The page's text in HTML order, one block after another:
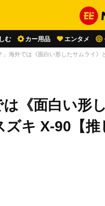
む カー用品 エンタメ
」海外では《面白い形したサムライ》
《面白い形
キ X-90【推